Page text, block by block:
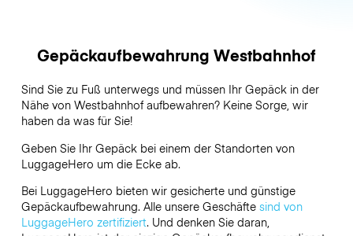
Gepäckaufbewahrung Westbahnhof
Sind Sie zu Fuß unterwegs und müssen Ihr Gepäck in der
Nähe von Westbahnhof aufbewahren? Keine Sorge, wir
haben da was für Sie!
Geben Sie Ihr Gepäck bei einem der Standorten von
LuggageHero um die Ecke ab.
Bei LuggageHero bieten wir gesicherte und günstige
Gepäckaufbewahrung. Alle unsere Geschäfte sind von
LuggageHero zertifiziert. Und denken Sie daran,